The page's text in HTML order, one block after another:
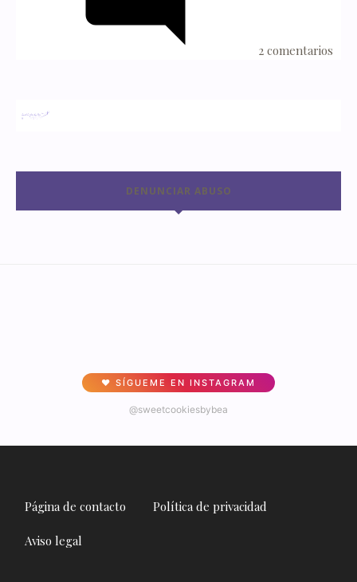
2 comentarios
DENUNCIAR ABUSO
♥ SÍGUEME EN INSTAGRAM
@sweetcookiesbybea
Página de contacto Política de privacidad
Aviso legal